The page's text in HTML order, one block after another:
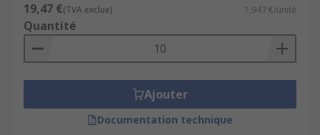
19,47 €(TVA exclue) 1,947 €/unité
Quantité
Ajouter
Documentation technique